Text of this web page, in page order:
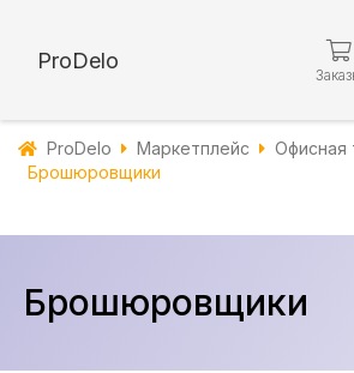
ProDelo
ProDelo Маркетплейс
Офисная
Брошюровщики
Брошюровщики